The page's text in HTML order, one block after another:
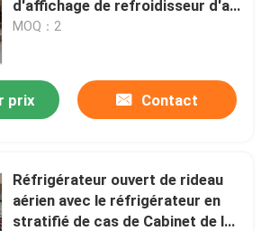
verre de porte
de gâteau
crémaillère
d'affichage de refroidisseur d'air
automatique dégivrent
MOQ：2
prix Contact
Réfrigérateur ouvert de rideau
aérien avec le réfrigérateur en
stratifié de cas de Cabinet de la